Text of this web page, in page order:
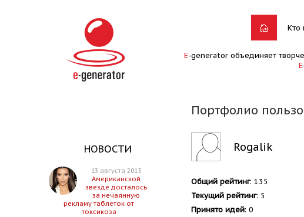
Кто
E-generator объединяет
E
Портфолио
НОВОСТИ
13 августа 2015
Американской
звезде досталось
за нечаянную
рекламу таблеток от
токсикоза
Rogalik
Общий рейтинг: 135
Текущий рейтинг: 5
Принято идей: 0